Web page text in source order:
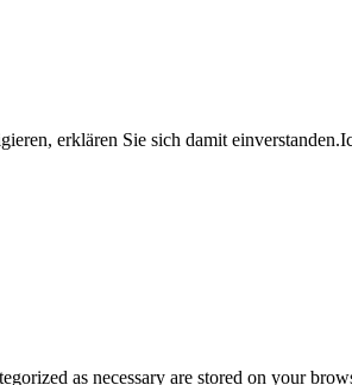
erklären Sie sich damit einverstanden.
as necessary are stored on your